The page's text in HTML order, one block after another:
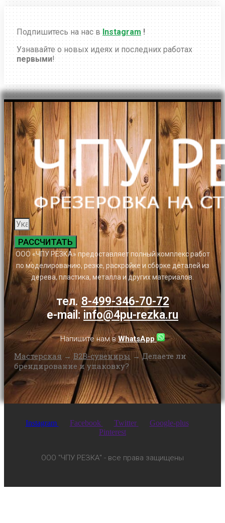
Подпишитесь на нас вInstagram !
Узнавайте о новых идеях и последних работах
первыми!
РАССЧИТАТЬ
ООО «ЧПУ РЕЗКА» предоставляет полный комплекс работ
по моделированию, резке, раскройке и сборке деталей из
дерева, пластика, металла и других материалов.
тел.8-499-346-70-72
e-mail:info@4pu-rezka.ru
Напишите нам в WhatsApp
Мастерская → B2B-сувениры →Делаете ли
брендирование и упаковку?
Instagram Facebook Twitter
Google-plus
Pinterest
ООО "ЧПУ РЕЗКА" - все права защищены